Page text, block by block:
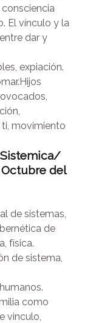
El vínculo y la
dar y
expiación.
movimiento
Sistemica/
Octubre del
de sistemas,
de
física.
de sistema,
como
vinculo,